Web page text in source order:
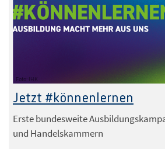
Foto: IHK
Jetzt #könnenlernen
Erste bundesweite
und Handelskammern